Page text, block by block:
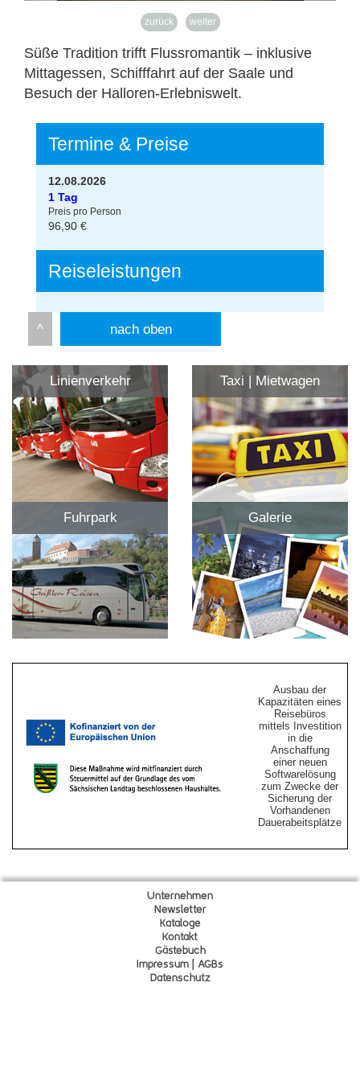
zurück weiter
Süße Tradition trifft Flussromantik – inklusive
Mittagessen, Schifffahrt auf der Saale und
Besuch der Halloren-Erlebniswelt.
Termine & Preise
12.08.2026
1 Tag
Preis pro Person
96,90 €
Reiseleistungen
nach oben
Linienverkehr Taxi | Mietwagen
Fuhrpark Galerie
Ausbau der
Kapazitäten eines
Reisebüros
mittels Investition
in die
Anschaffung
einer neuen
Softwarelösung
zum Zwecke der
Sicherung der
Vorhandenen
Dauerabeitsplätze
Unternehmen
Newsletter
Kataloge
Kontakt
Gästebuch
Impressum | AGBs
Datenschutz